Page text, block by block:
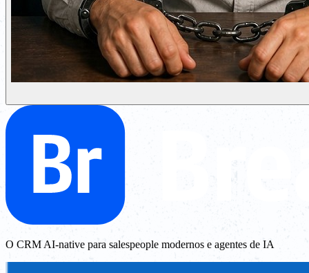
O CRM AI-native para salespeople modernos e agentes de IA